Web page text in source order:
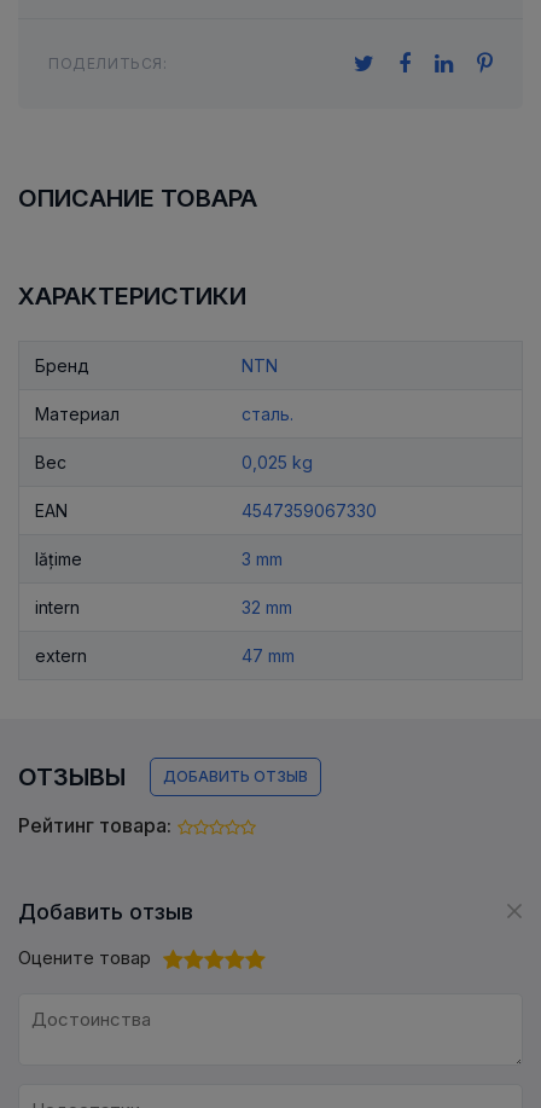
ПОДЕЛИТЬСЯ:
ОПИСАНИЕ ТОВАРА
ХАРАКТЕРИСТИКИ
Бренд NTN
Материал сталь.
Вес 0,025 kg
EAN 4547359067330
lățime 3 mm
intern 32 mm
extern 47 mm
ОТЗЫВЫ ДОБАВИТЬ ОТЗЫВ
Рейтинг товара:
Добавить отзыв
Оцените товар